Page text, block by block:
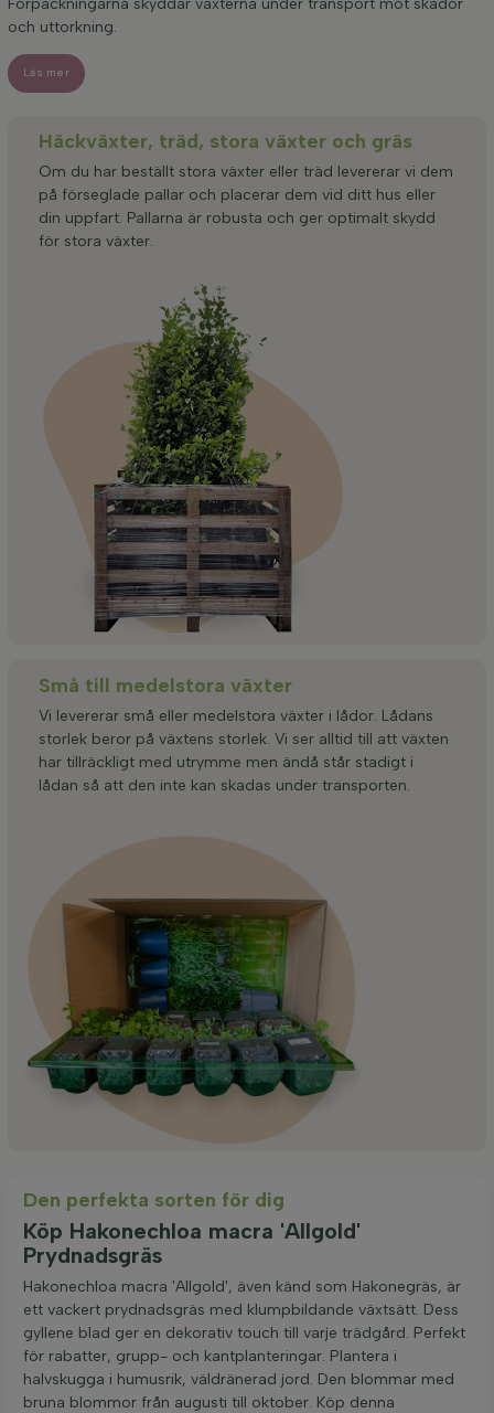
och uttorkning.
Läs mer
Häckväxter, träd, stora växter och gräs
Om du har beställt stora växter eller träd levererar vi dem
på förseglade pallar och placerar dem vid ditt hus eller
din uppfart. Pallarna är robusta och ger optimalt skydd
för stora växter.
Små till medelstora växter
Vi levererar små eller medelstora växter i lådor. Lådans
storlek beror på växtens storlek. Vi ser alltid till att växten
har tillräckligt med utrymme men ändå står stadigt i
lådan så att den inte kan skadas under transporten.
Den perfekta sorten för dig
Köp Hakonechloa macra 'Allgold'
Prydnadsgräs
Hakonechloa macra 'Allgold', även känd som Hakonegräs, är
ett vackert prydnadsgräs med klumpbildande växtsätt. Dess
gyllene blad ger en dekorativ touch till varje trädgård. Perfekt
för rabatter, grupp- och kantplanteringar. Plantera i
halvskugga i humusrik, väldränerad jord. Den blommar med
bruna blommor från augusti till oktober. Köp denna